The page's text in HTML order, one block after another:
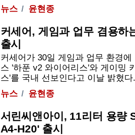
뉴스
윤현종
커세어, 게임과 업무 겸용하
출시
커세어가 30일 게임과 업무 환경
스 '하푼 v2 와이어리스'와 게이밍
스'를 국내 선보인다고 이날 밝혔
뉴스
윤현종
서린씨앤아이, 11리터 용량
A4-H20' 출시